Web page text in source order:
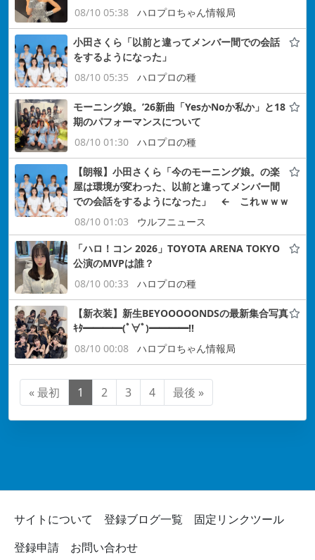
08/10 05:38
ハロプロちゃん情報局
小田さくら「以前と違ってメンバー間での会話
をするようになった」
08/10 05:35
ハロプロの種
モーニング娘。’26新曲「YesかNoか私か」と18
期のパフォーマンスについて
08/10 01:30
ハロプロの種
【朗報】小田さくら「今のモーニング娘。の楽
屋は環境が変わった、以前と違ってメンバー間
での会話をするようになった」 ← これｗｗｗ
08/10 01:03
ウルフニュース
「ハロ！コン 2026」TOYOTA ARENA TOKYO
公演のMVPは誰？
08/10 00:33
ハロプロの種
【新衣装】新生BEYOOOOONDSの最新集合写真
ｷﾀ━━━━(ﾟ∀ﾟ)━━━━!!
08/10 00:08
ハロプロちゃん情報局
« 最初 1 2 3 4 最後 »
サイトについて 登録ブログ一覧
固定リンクツール
登録申請
お問い合わせ